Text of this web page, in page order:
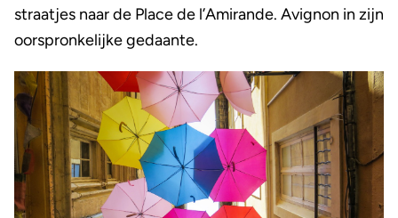
straatjes naar de Place de l’Amirande. Avignon in zijn
oorspronkelijke gedaante.